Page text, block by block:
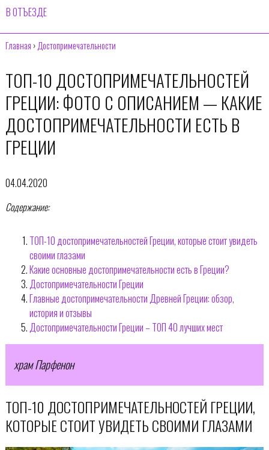
В ОТЪЕЗДЕ
Главная › Достопримечательности
ТОП-10 ДОСТОПРИМЕЧАТЕЛЬНОСТЕЙ
ГРЕЦИИ: ФОТО С ОПИСАНИЕМ — КАКИЕ
ДОСТОПРИМЕЧАТЕЛЬНОСТИ ЕСТЬ В
ГРЕЦИИ
04.04.2020
Содержание:
ТОП-10 достопримечательностей Греции, которые стоит увидеть
своими глазами
Какие основные достопримечательности есть в Греции?
Достопримечательности Греции
Главные достопримечательности Древней Греции: обзор,
история и отзывы
Достопримечательности Греции – ТОП 40 лучших мест
храм Парфенон
ТОП-10 ДОСТОПРИМЕЧАТЕЛЬНОСТЕЙ ГРЕЦИИ,
КОТОРЫЕ СТОИТ УВИДЕТЬ СВОИМИ ГЛАЗАМИ